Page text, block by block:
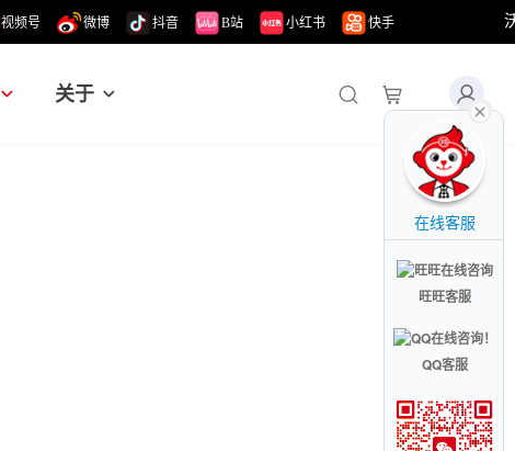
视频号 微博 抖音 B站 小红书 快手
关于
在线客服
旺旺客服
QQ客服